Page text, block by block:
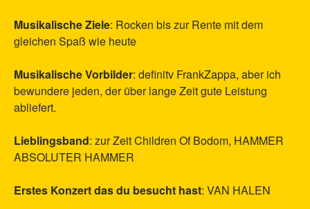
Musikalische Ziele: Rocken bis zur Rente mit dem
gleichen Spaß wie heute
Musikalische Vorbilder: definitv FrankZappa, aber ich
bewundere jeden, der über lange Zeit gute Leistung
abliefert.
Lieblingsband: zur Zeit Children Of Bodom, HAMMER
ABSOLUTER HAMMER
Erstes Konzert das du besucht hast: VAN HALEN